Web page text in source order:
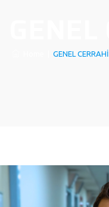
GENEL CERRAHİ